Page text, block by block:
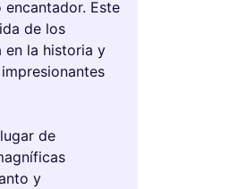
Este
de los
en la historia y
de
y